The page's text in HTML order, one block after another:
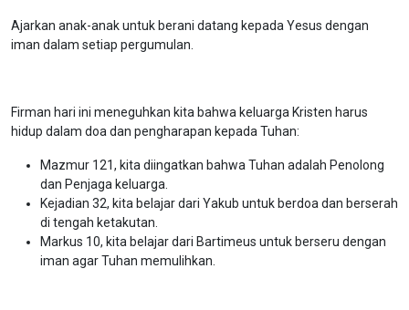
Ajarkan anak-anak untuk berani datang kepada Yesus dengan
iman dalam setiap pergumulan.
Firman hari ini meneguhkan kita bahwa keluarga Kristen harus
hidup dalam doa dan pengharapan kepada Tuhan:
Mazmur 121, kita diingatkan bahwa Tuhan adalah Penolong
dan Penjaga keluarga.
Kejadian 32, kita belajar dari Yakub untuk berdoa dan berserah
di tengah ketakutan.
Markus 10, kita belajar dari Bartimeus untuk berseru dengan
iman agar Tuhan memulihkan.